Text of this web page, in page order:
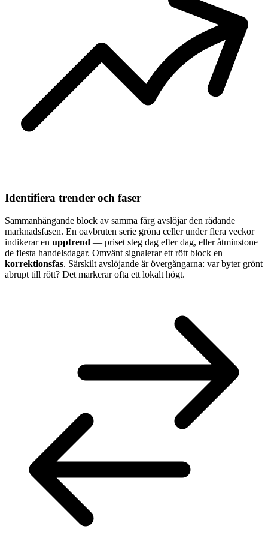
Identifiera trender och faser
Sammanhängande block av samma färg avslöjar den rådande
marknadsfasen. En oavbruten serie gröna celler under flera veckor
indikerar en upptrend — priset steg dag efter dag, eller åtminstone
de flesta handelsdagar. Omvänt signalerar ett rött block en
korrektionsfas. Särskilt avslöjande är övergångarna: var byter grönt
abrupt till rött? Det markerar ofta ett lokalt högt.